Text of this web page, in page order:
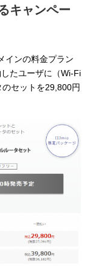
キャンペー
インの料金プラン
たユーザに（Wi-Fi
セットを29,800円